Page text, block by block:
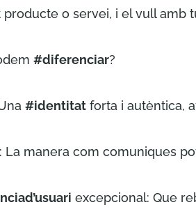
producte o servei, i el vull
#diferenciar?
#identitat forta i autèntica,
La manera com comuniques
excepcional: Que